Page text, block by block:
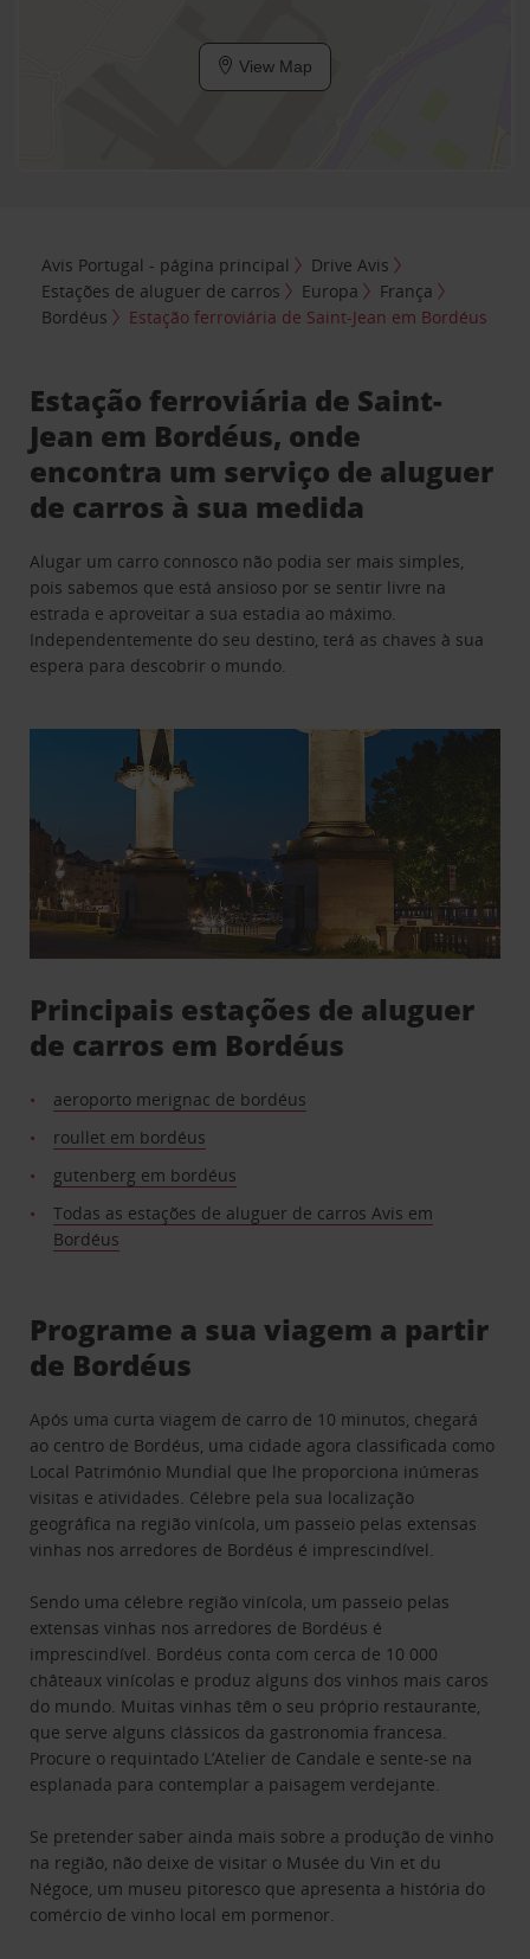
View Map
Avis Portugal - página principal
Drive Avis
Estações de aluguer de carros
Europa
França
Bordéus
Estação ferroviária de Saint-Jean em Bordéus
Estação ferroviária de Saint-
Jean em Bordéus, onde
encontra um serviço de aluguer
de carros à sua medida
Alugar um carro connosco não podia ser mais simples,
pois sabemos que está ansioso por se sentir livre na
estrada e aproveitar a sua estadia ao máximo.
Independentemente do seu destino, terá as chaves à sua
espera para descobrir o mundo.
Principais estações de aluguer
de carros em Bordéus
aeroporto merignac de bordéus
roullet em bordéus
gutenberg em bordéus
Todas as estações de aluguer de carros Avis em
Bordéus
Programe a sua viagem a partir
de Bordéus
Após uma curta viagem de carro de 10 minutos, chegará
ao centro de Bordéus, uma cidade agora classificada como
Local Património Mundial que lhe proporciona inúmeras
visitas e atividades. Célebre pela sua localização
geográfica na região vinícola, um passeio pelas extensas
vinhas nos arredores de Bordéus é imprescindível.
Sendo uma célebre região vinícola, um passeio pelas
extensas vinhas nos arredores de Bordéus é
imprescindível. Bordéus conta com cerca de 10 000
châteaux vinícolas e produz alguns dos vinhos mais caros
do mundo. Muitas vinhas têm o seu próprio restaurante,
que serve alguns clássicos da gastronomia francesa.
Procure o requintado L’Atelier de Candale e sente-se na
esplanada para contemplar a paisagem verdejante.
Se pretender saber ainda mais sobre a produção de vinho
na região, não deixe de visitar o Musée du Vin et du
Négoce, um museu pitoresco que apresenta a história do
comércio de vinho local em pormenor.